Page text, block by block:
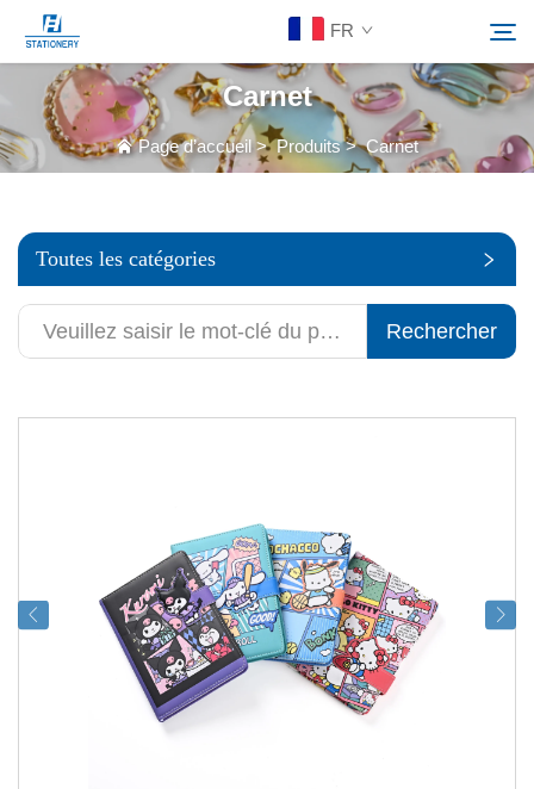
FR
Produits
Solutions personnalisées
Ressources
Rechercher
Carnet
Page d’accueil>Produits>Carnet
Toutes les catégories
Rechercher